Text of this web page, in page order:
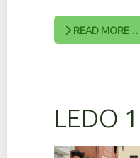
READ MORE
LEDO